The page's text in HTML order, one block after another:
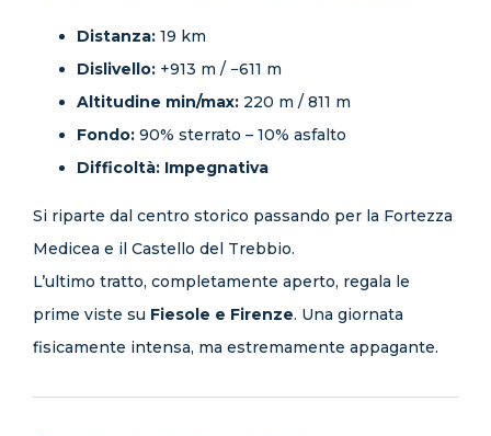
Distanza: 19 km
Dislivello: +913 m / −611 m
Altitudine min/max: 220 m / 811 m
Fondo: 90% sterrato – 10% asfalto
Difficoltà: Impegnativa
Si riparte dal centro storico passando per la Fortezza
Medicea e il Castello del Trebbio.
L’ultimo tratto, completamente aperto, regala le
prime viste su Fiesole e Firenze. Una giornata
fisicamente intensa, ma estremamente appagante.